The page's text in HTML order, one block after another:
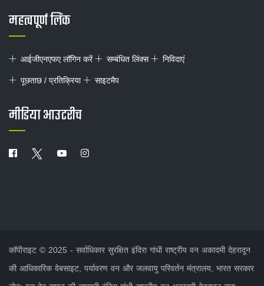
महत्वपूर्ण लिंक
आईजीएनएफए लॉगिन करें सम्बंधित लिंक्स निविदाएं
पूछताछ / प्रतिक्रिया साइटमैप
मीडिया आउटरीच
कॉपीराइट © 2025 - सर्वाधिकार सुरक्षित इंदिरा गांधी राष्ट्रीय वन अकादमी देहरादून
की आधिकारिक वेबसाइट, पर्यावरण वन और जलवायु परिवर्तन मंत्रालय, भारत सरकार